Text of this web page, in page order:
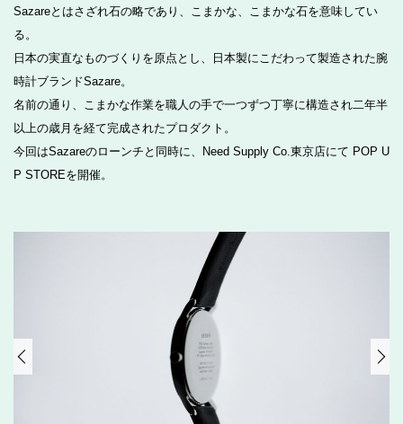
Sazareとはさざれ石の略であり、こまかな、こまかな石を意味してい
る。
日本の実直なものづくりを原点とし、日本製にこだわって製造された腕
時計ブランドSazare。
名前の通り、こまかな作業を職人の手で一つずつ丁寧に構造され二年半
以上の歳月を経て完成されたプロダクト。
今回はSazareのローンチと同時に、Need Supply Co.東京店にて POP U
P STOREを開催。